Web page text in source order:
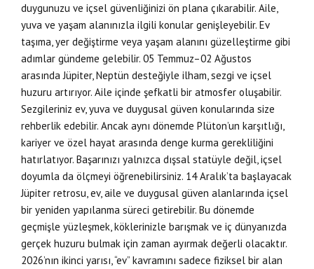
duygunuzu ve içsel güvenliğinizi ön plana çıkarabilir. Aile,
yuva ve yaşam alanınızla ilgili konular genişleyebilir. Ev
taşıma, yer değiştirme veya yaşam alanını güzelleştirme gibi
adımlar gündeme gelebilir. 05 Temmuz–02 Ağustos
arasında Jüpiter, Neptün desteğiyle ilham, sezgi ve içsel
huzuru artırıyor. Aile içinde şefkatli bir atmosfer oluşabilir.
Sezgileriniz ev, yuva ve duygusal güven konularında size
rehberlik edebilir. Ancak aynı dönemde Plüton’un karşıtlığı,
kariyer ve özel hayat arasında denge kurma gerekliliğini
hatırlatıyor. Başarınızı yalnızca dışsal statüyle değil, içsel
doyumla da ölçmeyi öğrenebilirsiniz. 14 Aralık’ta başlayacak
Jüpiter retrosu, ev, aile ve duygusal güven alanlarında içsel
bir yeniden yapılanma süreci getirebilir. Bu dönemde
geçmişle yüzleşmek, köklerinizle barışmak ve iç dünyanızda
gerçek huzuru bulmak için zaman ayırmak değerli olacaktır.
2026’nın ikinci yarısı, “ev” kavramını sadece fiziksel bir alan